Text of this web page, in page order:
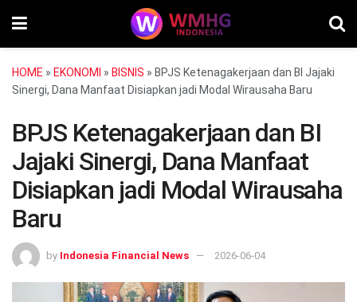
HOME » EKONOMI » BISNIS » BPJS Ketenagakerjaan dan BI Jajaki
Sinergi, Dana Manfaat Disiapkan jadi Modal Wirausaha Baru
BPJS Ketenagakerjaan dan BI
Jajaki Sinergi, Dana Manfaat
Disiapkan jadi Modal Wirausaha
Baru
by Indonesia Financial News 2026-06-04